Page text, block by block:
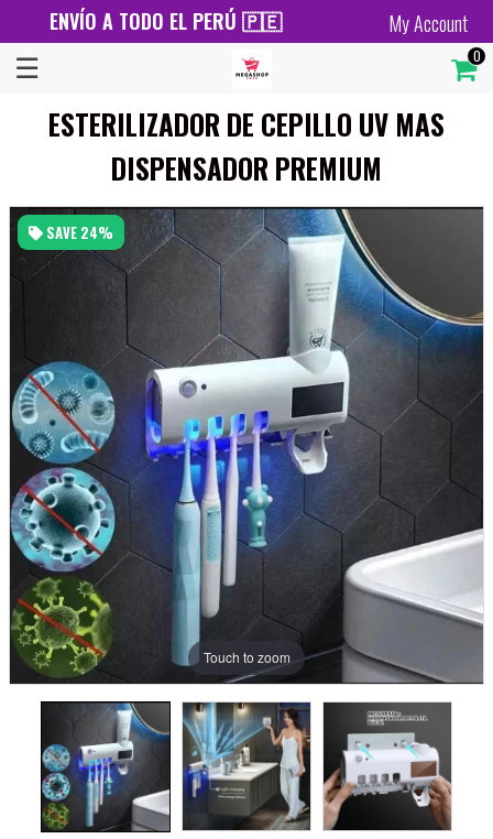
Menú
Contact
ENVÍO A TODO EL PERÚ 🇵🇪 My Account
☰ 0
ESTERILIZADOR DE CEPILLO UV MAS
DISPENSADOR PREMIUM
Touch to zoom
SAVE 24%